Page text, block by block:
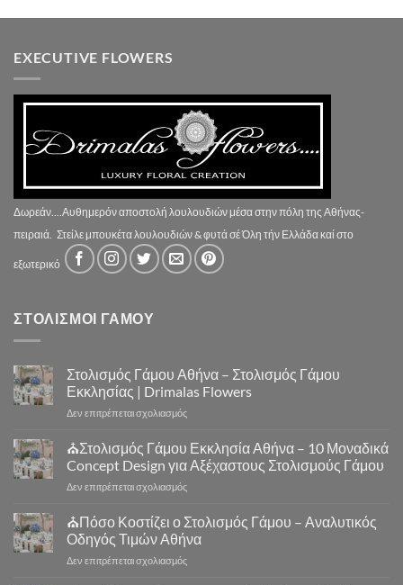
EXECUTIVE FLOWERS
Δωρεάν....Αυθημερόν αποστολή λουλουδιών μέσα στην πόλη της Αθήνας-
πειραιά. Στείλε μπουκέτα λουλουδιών & φυτά σέ Όλη τήν Ελλάδα καί στο
εξωτερικό
ΣΤΟΛΙΣΜΟΙ ΓΑΜΟΥ
Στολισμός Γάμου Αθήνα – Στολισμός Γάμου
Εκκλησίας | Drimalas Flowers
Δεν επιτρέπεται σχολιασμόςστο
Γάμου
Αθήνα
–
Στολισμός
Εκκλησίας
|
Flowers
⛪Στολισμός Γάμου Εκκλησία Αθήνα – 10 Μοναδικά
Concept Design για Αξέχαστους Στολισμούς Γάμου
Δεν επιτρέπεται σχολιασμόςστο
Στολισμός
Γάμου
Εκκλησία
Αθήνα
⛪Πόσο Κοστίζει ο Στολισμός Γάμου – Αναλυτικός
Οδηγός Τιμών Αθήνα
Δεν επιτρέπεται σχολιασμόςστο